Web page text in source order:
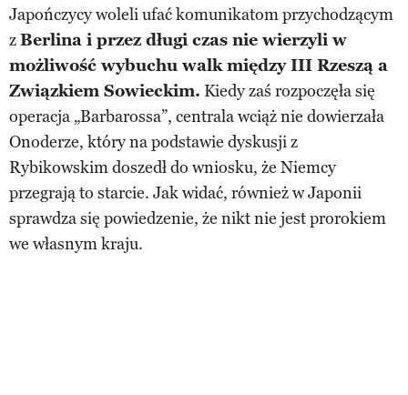
Japończycy woleli ufać komunikatom przychodzącym
zBerlina i przez długi czas nie wierzyli w
możliwość wybuchu walk między III Rzeszą a
Związkiem Sowieckim. Kiedy zaś rozpoczęła się
operacja „Barbarossa”, centrala wciąż nie dowierzała
Onoderze, który na podstawie dyskusji z
Rybikowskim doszedł do wniosku, że Niemcy
przegrają to starcie. Jak widać, również w Japonii
sprawdza się powiedzenie, że nikt nie jest prorokiem
we własnym kraju.